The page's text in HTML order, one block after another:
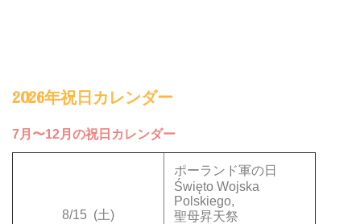
2026年祝日カレンダー
7月〜12月の祝日カレンダー
8/15 (土)
ポーランド軍の日
Święto Wojska
Polskiego,
聖母昇天祭